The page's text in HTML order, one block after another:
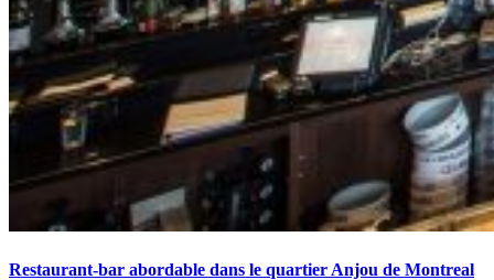
Restaurant-bar abordable dans le quartier Anjou de Montreal